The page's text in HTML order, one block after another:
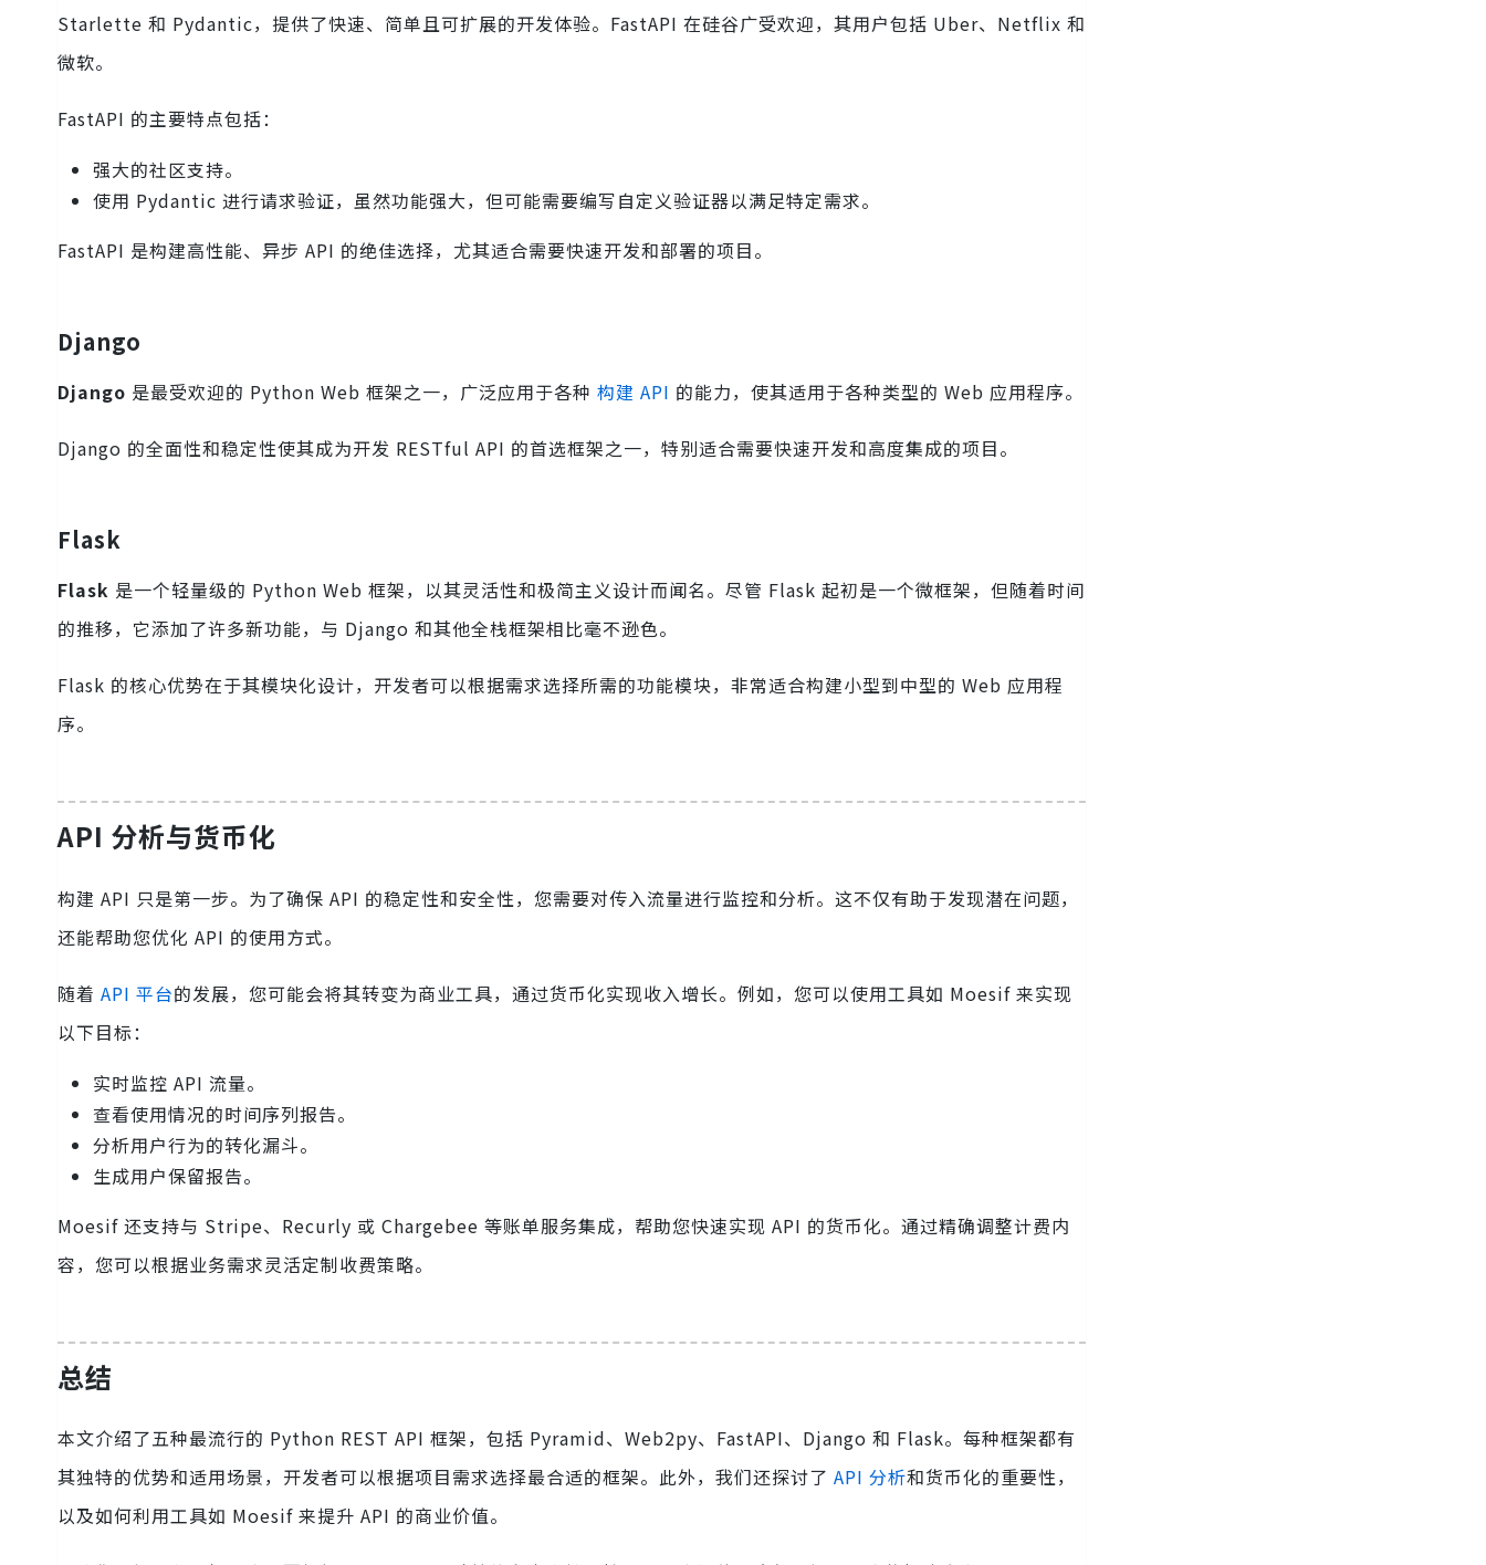
Starlette 和 Pydantic，提供了快速、简单且可扩展的开发体验。FastAPI 在硅谷广受欢迎，其用户包括 Uber、Netflix 和
微软。
FastAPI 的主要特点包括：
强大的社区支持。
使用 Pydantic 进行请求验证，虽然功能强大，但可能需要编写自定义验证器以满足特定需求。
FastAPI 是构建高性能、异步 API 的绝佳选择，尤其适合需要快速开发和部署的项目。
Django
Django 是最受欢迎的 Python Web 框架之一，广泛应用于各种 构建 API 的能力，使其适用于各种类型的 Web 应用程序。
Django 的全面性和稳定性使其成为开发 RESTful API 的首选框架之一，特别适合需要快速开发和高度集成的项目。
Flask
Flask 是一个轻量级的 Python Web 框架，以其灵活性和极简主义设计而闻名。尽管 Flask 起初是一个微框架，但随着时间
的推移，它添加了许多新功能，与 Django 和其他全栈框架相比毫不逊色。
Flask 的核心优势在于其模块化设计，开发者可以根据需求选择所需的功能模块，非常适合构建小型到中型的 Web 应用程
序。
API 分析与货币化
构建 API 只是第一步。为了确保 API 的稳定性和安全性，您需要对传入流量进行监控和分析。这不仅有助于发现潜在问题，
还能帮助您优化 API 的使用方式。
随着 API 平台的发展，您可能会将其转变为商业工具，通过货币化实现收入增长。例如，您可以使用工具如 Moesif 来实现
以下目标：
实时监控 API 流量。
查看使用情况的时间序列报告。
分析用户行为的转化漏斗。
生成用户保留报告。
Moesif 还支持与 Stripe、Recurly 或 Chargebee 等账单服务集成，帮助您快速实现 API 的货币化。通过精确调整计费内
容，您可以根据业务需求灵活定制收费策略。
总结
本文介绍了五种最流行的 Python REST API 框架，包括 Pyramid、Web2py、FastAPI、Django 和 Flask。每种框架都有
其独特的优势和适用场景，开发者可以根据项目需求选择最合适的框架。此外，我们还探讨了 API 分析和货币化的重要性，
以及如何利用工具如 Moesif 来提升 API 的商业价值。